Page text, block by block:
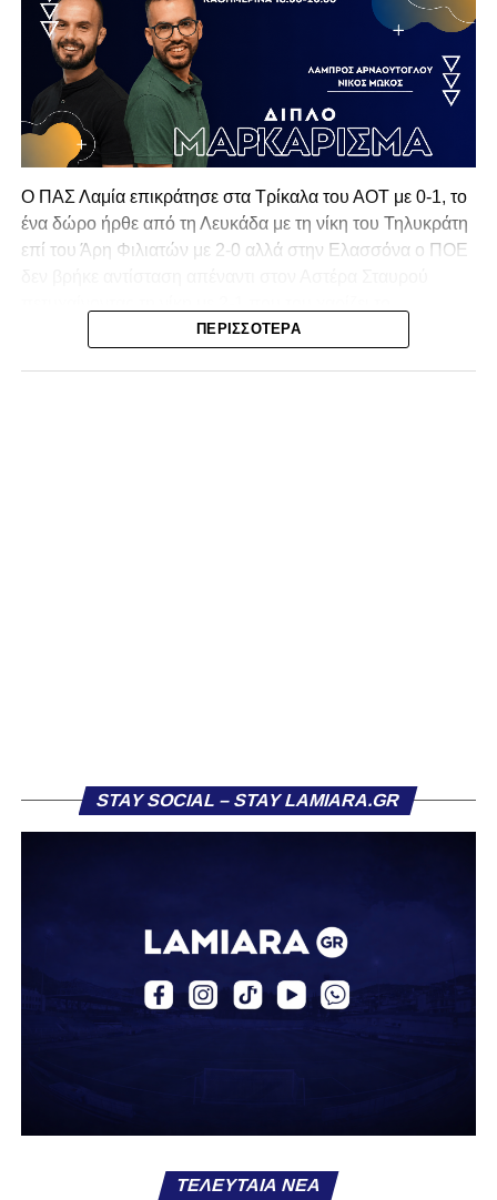
Ο ΠΑΣ Λαμία επικράτησε στα Τρίκαλα του ΑΟΤ με 0-1, το
ένα δώρο ήρθε από τη Λευκάδα με τη νίκη του Τηλυκράτη
επί του Άρη Φιλιατών με 2-0 αλλά στην Ελασσόνα ο ΠΟΕ
πρωτάθλημα και την πρόκριση στην επόμενη φάση!
ευκαιρία, η Λαμία κατάφερε να ανοίξει το σκορ. Στο 26’,
Το γκολ αυτό άλλαξε τη ροή του αγώνα, δίνοντας
ψυχολογία στη Λαμία που άρχισε να κρατά περισσότερο
την κατοχή. Τα Τρίκαλα προσπάθησαν να αντιδράσουν,
χωρίς όμως να δημιουργούν ουσιαστικές ευκαιρίες,
καθώς η άμυνα των παικτών του Βαγγέλη Στουρνάρα
μέρους, το ενδιαφέρον μεταφέρθηκε κυρίως στην εξέδρα,
Στο 45’ σημειώθηκε ένταση μετά από σκληρό μαρκάρισμα,
με τον διαιτητή να δείχνει κίτρινες κάρτες και στις δύο
πλευρές, χωρίς όμως να αλλάξει κάτι στο σκορ.
ΠΕΡΙΣΣΌΤΕΡΑ
STAY SOCIAL – STAY LAMIARA.GR
ΤΕΛΕΥΤΑΊΑ ΝΈΑ